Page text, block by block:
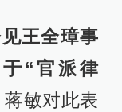
王全璋事
“官派律
蒋敏对此表